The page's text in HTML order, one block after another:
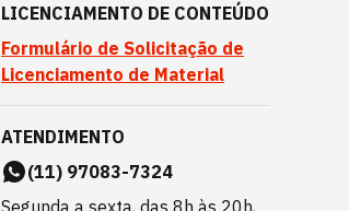
LICENCIAMENTO DE CONTEÚDO
Formulário de Solicitação de
Licenciamento de Material
ATENDIMENTO
(11) 97083-7324
Segunda a sexta, das 8h às 20h,